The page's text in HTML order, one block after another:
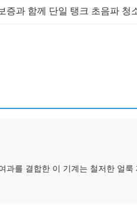
증과 함께 단일 탱크 초음파 청
를 결합한 이 기계는 철저한 얼